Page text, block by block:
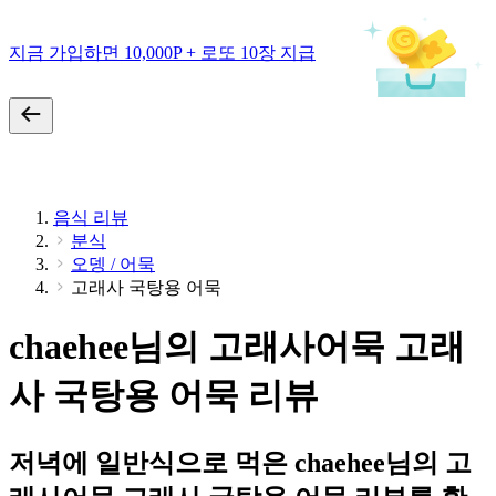
지금 가입하면 10,000P + 로또 10장 지급
음식 리뷰
분식
오뎅 / 어묵
고래사 국탕용 어묵
chaehee님의 고래사어묵 고래
사 국탕용 어묵 리뷰
저녁에 일반식으로 먹은 chaehee님의 고